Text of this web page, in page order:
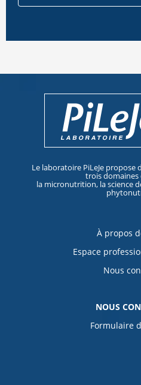
Le laboratoire PiLeJe propose
trois domaines
la micronutrition, la science
À propos
Espace
Nous
NOUS
Formulaire